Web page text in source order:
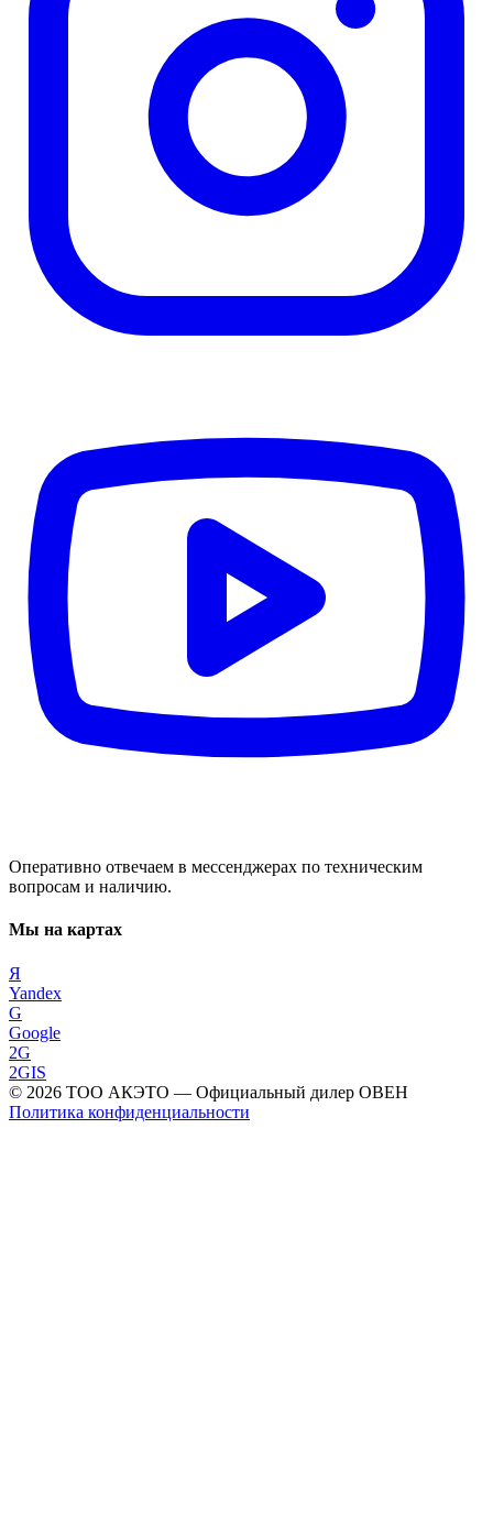
Оперативно отвечаем в мессенджерах по техническим
вопросам и наличию.
Мы на картах
Я
Yandex
G
Google
2G
2GIS
© 2026 ТОО АКЭТО — Официальный дилер ОВЕН
Политика конфиденциальности